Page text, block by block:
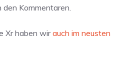
Kommentaren.
Xr haben wirauch im neusten